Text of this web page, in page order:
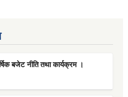
बजेट नीति तथा कार्यक्रम ।